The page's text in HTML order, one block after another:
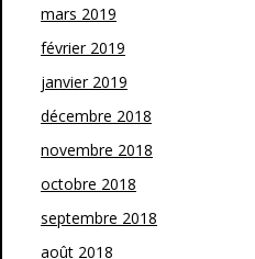
mars 2019
février 2019
janvier 2019
décembre 2018
novembre 2018
octobre 2018
septembre 2018
août 2018